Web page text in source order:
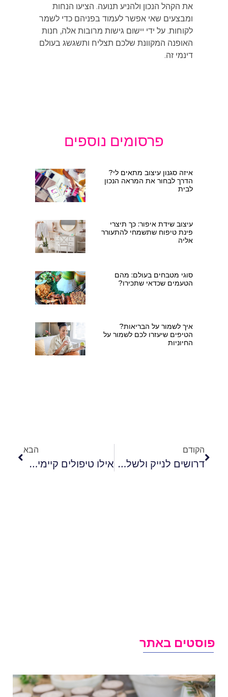
את הקהל הנכון ולהניע תנועה. הציעו הנחות
ומבצעים שאי אפשר לעמוד בפניהם כדי לשמר
לקוחות. על ידי יישום גישות מרובות אלה, חנות
האופנה המקוונת שלכם תצליח ותשגשג בעולם
דינמי זה.
פרסומים נוספים
איזה סגנון עיצוב מתאים לי?
הדרך לבחור את המראה הנכון
לבית
עיצוב שידת איפור: כך תיצרי
פינת טיפוח שתשמחי להתעורר
אליה
סוגי מטבחים בעולם: מהם
הטעמים שכדאי שתכירו?
איך לשמור על הבריאות?
הטיפים שיעזרו לכם לשמור על
החיוניות
הקודם
דרושים לנייק ולשלל חברות ביגוד: אתר סחבק יסדר לכם את העבודה הבאה
הבא
אילו טיפולים קיימים להתקרחות אצל גברים ונשים?
באתר